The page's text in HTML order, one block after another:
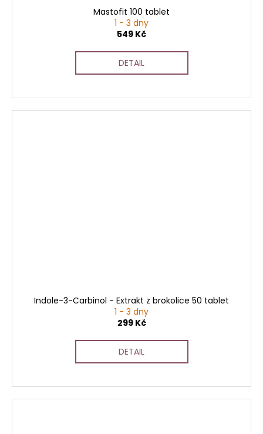
Mastofit 100 tablet
1 - 3 dny
549 Kč
DETAIL
Indole-3-Carbinol - Extrakt z brokolice 50 tablet
1 - 3 dny
299 Kč
DETAIL